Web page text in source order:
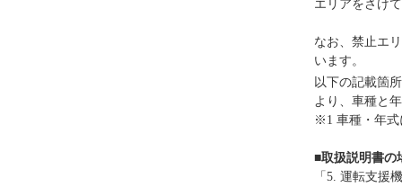
エリアをさけ
なお、禁止エ
います。
以下の記載箇所
より、車種と
※1 車種・年式
■取扱説明書の
「5. 運転支援